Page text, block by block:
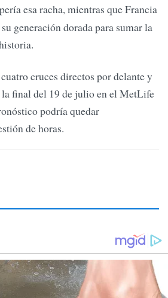
esa racha, mientras que Francia
generación dorada para sumar la
cruces directos por delante y
la final del 19 de julio en el MetLife
podría quedar
de horas.